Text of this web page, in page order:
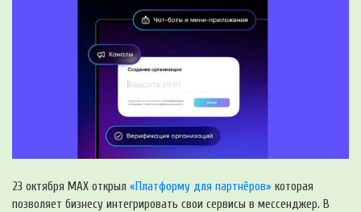
23 октября МАХ открыл «Платформу для партнёров» которая
позволяет бизнесу интегрировать свои сервисы в мессенджер. В